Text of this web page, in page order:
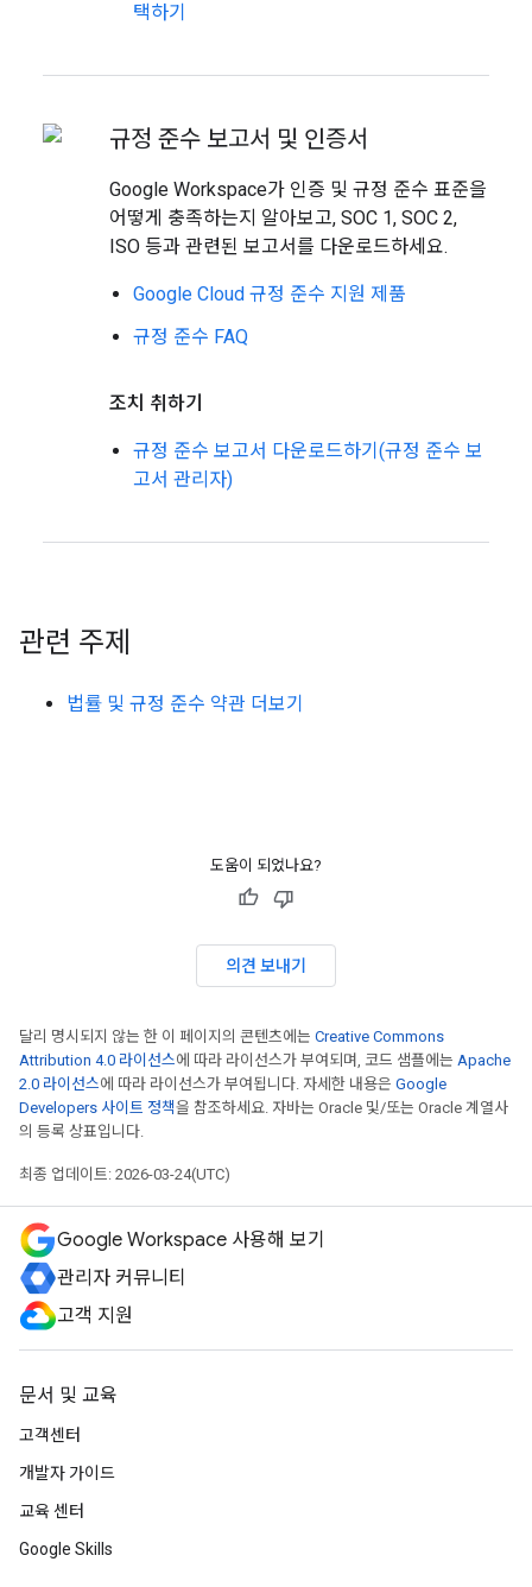
택하기
규정 준수 보고서 및 인증서
Google Workspace가 인증 및 규정 준수 표준을
어떻게 충족하는지 알아보고, SOC 1, SOC 2,
ISO 등과 관련된 보고서를 다운로드하세요.
Google Cloud 규정 준수 지원 제품
규정 준수 FAQ
조치 취하기
규정 준수 보고서 다운로드하기(규정 준수 보
고서 관리자)
관련 주제
법률 및 규정 준수 약관 더보기
도움이 되었나요?
의견 보내기
달리 명시되지 않는 한 이 페이지의 콘텐츠에는 Creative Commons
Attribution 4.0 라이선스에 따라 라이선스가 부여되며, 코드 샘플에는 Apache
2.0 라이선스에 따라 라이선스가 부여됩니다. 자세한 내용은 Google
Developers 사이트 정책을 참조하세요. 자바는 Oracle 및/또는 Oracle 계열사
의 등록 상표입니다.
최종 업데이트: 2026-03-24(UTC)
Google Workspace 사용해 보기
관리자 커뮤니티
고객 지원
문서 및 교육
고객센터
개발자 가이드
교육 센터
Google Skills